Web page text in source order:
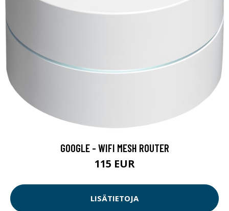
GOOGLE - WIFI MESH ROUTER
115 EUR
LISÄTIETOJA